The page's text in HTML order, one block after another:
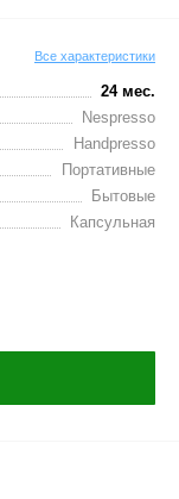
Все характеристики
24 мес.
Nespresso
Handpresso
Портативные
Бытовые
Капсульная